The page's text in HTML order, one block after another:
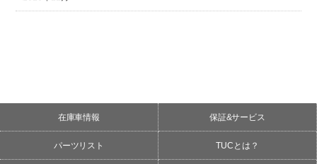
在庫車情報 保証&サービス
パーツリスト TUCとは？